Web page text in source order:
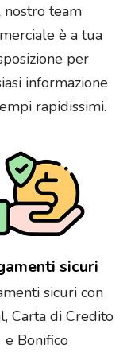
nostro team
è a tua
per
informazione
rapidissimi.
sicuri
sicuri con
Carta di Credito
e Bonifico